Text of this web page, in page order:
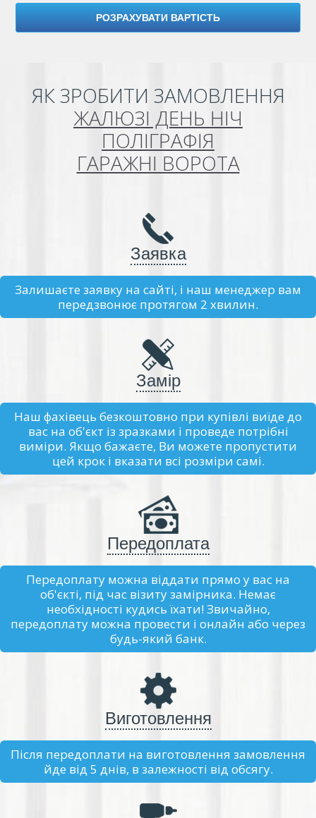
ЯК ЗРОБИТИ ЗАМОВЛЕННЯ
ЖАЛЮЗІ ДЕНЬ НІЧ
ПОЛІГРАФІЯ
ГАРАЖНІ ВОРОТА
Заявка
Залишаєте заявку на сайті, і наш менеджер вам
передзвонює протягом 2 хвилин.
Замір
Наш фахівець безкоштовно при купівлі виїде до
вас на об'єкт із зразками і проведе потрібні
виміри. Якщо бажаєте, Ви можете пропустити
цей крок і вказати всі розміри самі.
Передоплата
Передоплату можна віддати прямо у вас на
об'єкті, під час візиту замірника. Немає
необхідності кудись їхати! Звичайно,
передоплату можна провести і онлайн або через
будь-який банк.
Виготовлення
Після передоплати на виготовлення замовлення
йде від 5 днів, в залежності від обсягу.